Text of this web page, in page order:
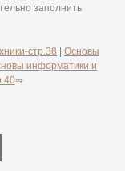
заполнить
стр.38 | Основы
информатики и
⇒